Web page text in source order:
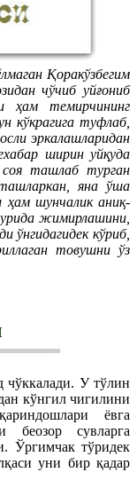
Қоракўзбегим
чўчиб уйғониб
темирчининг
кўкрагига туфлаб,
эркалашларидан
ширин уйқуда
ташлаб турган
яна ўша
шунчалик аниқ-
жимирлашини,
ўнгидагидек кўриб,
товушни ўз
чўккалади. У тўлин
кўнгил чигилини
ёвга
беозор сувларга
Ўргимчак тўридек
уни бир қадар